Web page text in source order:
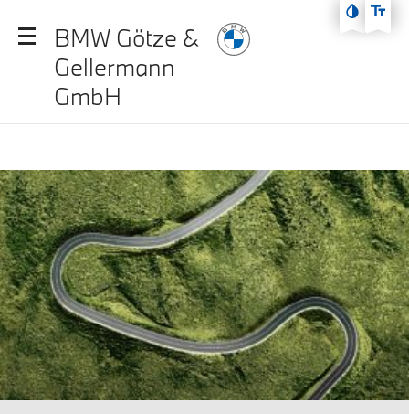
Zum Hauptmenü
BMW Götze &
Gellermann
GmbH